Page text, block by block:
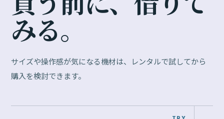
みる。
サイズや操作感が気になる機材は、レンタルで試してから
購入を検討できます。